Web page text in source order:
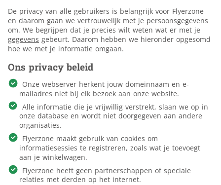
De privacy van alle gebruikers is belangrijk voor Flyerzone
en daarom gaan we vertrouwelijk met je persoonsgegevens
om. We begrijpen dat je precies wilt weten wat er met je
gegevens gebeurt. Daarom hebben we hieronder opgesomd
hoe we met je informatie omgaan.
Ons privacy beleid
Onze webserver herkent jouw domeinnaam en e-
mailadres niet bij elk bezoek aan onze website.
Alle informatie die je vrijwillig verstrekt, slaan we op in
onze database en wordt niet doorgegeven aan andere
organisaties.
Flyerzone maakt gebruik van cookies om
informatiesessies te registreren, zoals wat je toevoegt
aan je winkelwagen.
Flyerzone heeft geen partnerschappen of speciale
relaties met derden op het internet.